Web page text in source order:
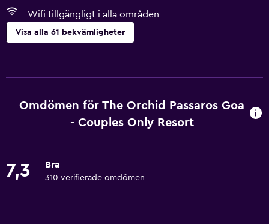
Wifi tillgängligt i alla områden
Visa alla 61 bekvämligheter
Gratis WiFi
Wifi tillgängligt i alla områden
Brandsläckare
Gratis toalettartiklar
Omdömen för The Orchid Passaros Goa
- Couples Only Resort
7,3 Bra
310 verifierade omdömen